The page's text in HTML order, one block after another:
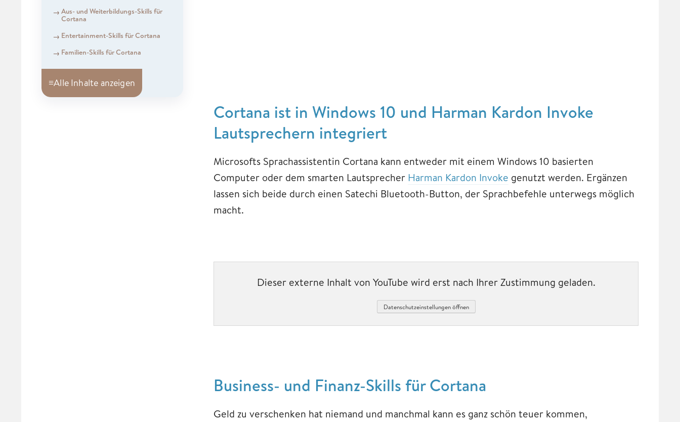
Aus- und Weiterbildungs-Skills für
Cortana
Entertainment-Skills für Cortana
Familien-Skills für Cortana
≡Alle Inhalte anzeigen
Cortana ist in Windows 10 und Harman Kardon Invoke
Lautsprechern integriert
Microsofts Sprachassistentin Cortana kann entweder mit einem Windows 10 basierten
Computer oder dem smarten Lautsprecher Harman Kardon Invoke genutzt werden. Ergänzen
lassen sich beide durch einen Satechi Bluetooth-Button, der Sprachbefehle unterwegs möglich
macht.
Dieser externe Inhalt von YouTube wird erst nach Ihrer Zustimmung geladen.
Datenschutzeinstellungen öffnen
Business- und Finanz-Skills für Cortana
Geld zu verschenken hat niemand und manchmal kann es ganz schön teuer kommen,